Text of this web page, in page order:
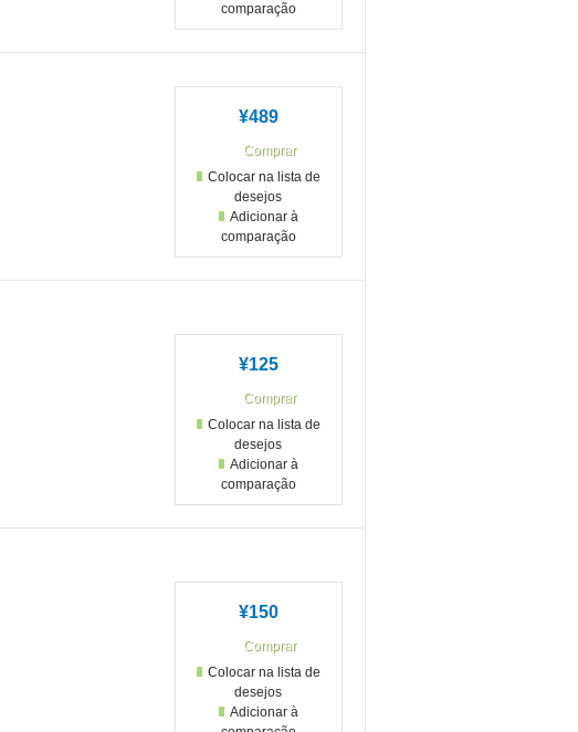
comparação
¥489
Colocar na lista de
desejos
Adicionar à
comparação
¥125
Colocar na lista de
desejos
Adicionar à
comparação
¥150
Colocar na lista de
desejos
Adicionar à